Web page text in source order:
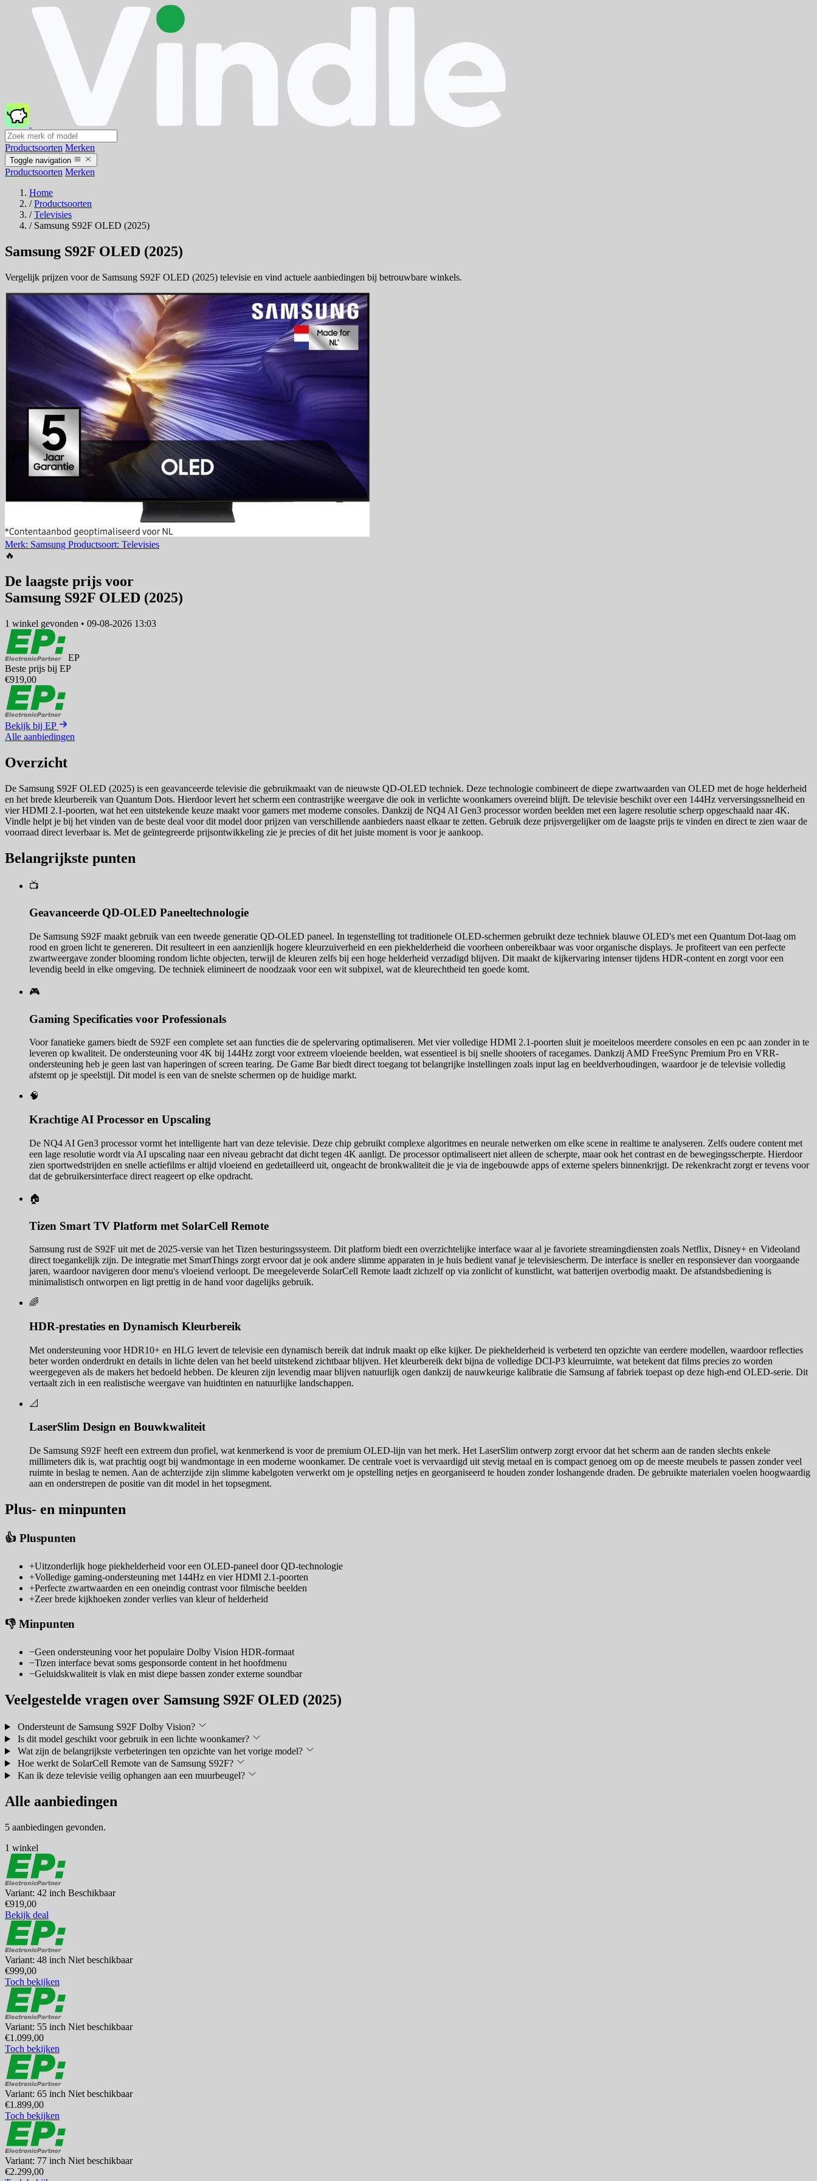
Productsoorten Merken
Toggle navigation
Productsoorten Merken
Home
/ Productsoorten
/ Televisies
/ Samsung S92F OLED (2025)
Samsung S92F OLED (2025)
Vergelijk prijzen voor de Samsung S92F OLED (2025) televisie en vind actuele aanbiedingen bij betrouwbare winkels.
Merk: Samsung Productsoort: Televisies
🔥
De laagste prijs voor
Samsung S92F OLED (2025)
1 winkel gevonden • 09-08-2026 13:03
EP
Beste prijs bij EP
€919,00
Bekijk bij EP
Alle aanbiedingen
Overzicht
De Samsung S92F OLED (2025) is een geavanceerde televisie die gebruikmaakt van de nieuwste QD-OLED techniek. Deze technologie combineert de diepe zwartwaarden van OLED met de hoge helderheid
en het brede kleurbereik van Quantum Dots. Hierdoor levert het scherm een contrastrijke weergave die ook in verlichte woonkamers overeind blijft. De televisie beschikt over een 144Hz verversingssnelheid en
vier HDMI 2.1-poorten, wat het een uitstekende keuze maakt voor gamers met moderne consoles. Dankzij de NQ4 AI Gen3 processor worden beelden met een lagere resolutie scherp opgeschaald naar 4K.
Vindle helpt je bij het vinden van de beste deal voor dit model door prijzen van verschillende aanbieders naast elkaar te zetten. Gebruik deze prijsvergelijker om de laagste prijs te vinden en direct te zien waar de
voorraad direct leverbaar is. Met de geïntegreerde prijsontwikkeling zie je precies of dit het juiste moment is voor je aankoop.
Belangrijkste punten
📺
Geavanceerde QD-OLED Paneeltechnologie
De Samsung S92F maakt gebruik van een tweede generatie QD-OLED paneel. In tegenstelling tot traditionele OLED-schermen gebruikt deze techniek blauwe OLED's met een Quantum Dot-laag om
rood en groen licht te genereren. Dit resulteert in een aanzienlijk hogere kleurzuiverheid en een piekhelderheid die voorheen onbereikbaar was voor organische displays. Je profiteert van een perfecte
zwartweergave zonder blooming rondom lichte objecten, terwijl de kleuren zelfs bij een hoge helderheid verzadigd blijven. Dit maakt de kijkervaring intenser tijdens HDR-content en zorgt voor een
levendig beeld in elke omgeving. De techniek elimineert de noodzaak voor een wit subpixel, wat de kleurechtheid ten goede komt.
🎮
Gaming Specificaties voor Professionals
Voor fanatieke gamers biedt de S92F een complete set aan functies die de spelervaring optimaliseren. Met vier volledige HDMI 2.1-poorten sluit je moeiteloos meerdere consoles en een pc aan zonder in te
leveren op kwaliteit. De ondersteuning voor 4K bij 144Hz zorgt voor extreem vloeiende beelden, wat essentieel is bij snelle shooters of racegames. Dankzij AMD FreeSync Premium Pro en VRR-
ondersteuning heb je geen last van haperingen of screen tearing. De Game Bar biedt direct toegang tot belangrijke instellingen zoals input lag en beeldverhoudingen, waardoor je de televisie volledig
afstemt op je speelstijl. Dit model is een van de snelste schermen op de huidige markt.
🧠
Krachtige AI Processor en Upscaling
De NQ4 AI Gen3 processor vormt het intelligente hart van deze televisie. Deze chip gebruikt complexe algoritmes en neurale netwerken om elke scene in realtime te analyseren. Zelfs oudere content met
een lage resolutie wordt via AI upscaling naar een niveau gebracht dat dicht tegen 4K aanligt. De processor optimaliseert niet alleen de scherpte, maar ook het contrast en de bewegingsscherpte. Hierdoor
zien sportwedstrijden en snelle actiefilms er altijd vloeiend en gedetailleerd uit, ongeacht de bronkwaliteit die je via de ingebouwde apps of externe spelers binnenkrijgt. De rekenkracht zorgt er tevens voor
dat de gebruikersinterface direct reageert op elke opdracht.
🏠
Tizen Smart TV Platform met SolarCell Remote
Samsung rust de S92F uit met de 2025-versie van het Tizen besturingssysteem. Dit platform biedt een overzichtelijke interface waar al je favoriete streamingdiensten zoals Netflix, Disney+ en Videoland
direct toegankelijk zijn. De integratie met SmartThings zorgt ervoor dat je ook andere slimme apparaten in je huis bedient vanaf je televisiescherm. De interface is sneller en responsiever dan voorgaande
jaren, waardoor navigeren door menu's vloeiend verloopt. De meegeleverde SolarCell Remote laadt zichzelf op via zonlicht of kunstlicht, wat batterijen overbodig maakt. De afstandsbediening is
minimalistisch ontworpen en ligt prettig in de hand voor dagelijks gebruik.
🌈
HDR-prestaties en Dynamisch Kleurbereik
Met ondersteuning voor HDR10+ en HLG levert de televisie een dynamisch bereik dat indruk maakt op elke kijker. De piekhelderheid is verbeterd ten opzichte van eerdere modellen, waardoor reflecties
beter worden onderdrukt en details in lichte delen van het beeld uitstekend zichtbaar blijven. Het kleurbereik dekt bijna de volledige DCI-P3 kleurruimte, wat betekent dat films precies zo worden
weergegeven als de makers het bedoeld hebben. De kleuren zijn levendig maar blijven natuurlijk ogen dankzij de nauwkeurige kalibratie die Samsung af fabriek toepast op deze high-end OLED-serie. Dit
vertaalt zich in een realistische weergave van huidtinten en natuurlijke landschappen.
📐
LaserSlim Design en Bouwkwaliteit
De Samsung S92F heeft een extreem dun profiel, wat kenmerkend is voor de premium OLED-lijn van het merk. Het LaserSlim ontwerp zorgt ervoor dat het scherm aan de randen slechts enkele
millimeters dik is, wat prachtig oogt bij wandmontage in een moderne woonkamer. De centrale voet is vervaardigd uit stevig metaal en is compact genoeg om op de meeste meubels te passen zonder veel
ruimte in beslag te nemen. Aan de achterzijde zijn slimme kabelgoten verwerkt om je opstelling netjes en georganiseerd te houden zonder loshangende draden. De gebruikte materialen voelen hoogwaardig
aan en onderstrepen de positie van dit model in het topsegment.
Plus- en minpunten
👍 Pluspunten
+Uitzonderlijk hoge piekhelderheid voor een OLED-paneel door QD-technologie
+Volledige gaming-ondersteuning met 144Hz en vier HDMI 2.1-poorten
+Perfecte zwartwaarden en een oneindig contrast voor filmische beelden
+Zeer brede kijkhoeken zonder verlies van kleur of helderheid
👎 Minpunten
−Geen ondersteuning voor het populaire Dolby Vision HDR-formaat
−Tizen interface bevat soms gesponsorde content in het hoofdmenu
−Geluidskwaliteit is vlak en mist diepe bassen zonder externe soundbar
Veelgestelde vragen over Samsung S92F OLED (2025)
Ondersteunt de Samsung S92F Dolby Vision?
Is dit model geschikt voor gebruik in een lichte woonkamer?
Wat zijn de belangrijkste verbeteringen ten opzichte van het vorige model?
Hoe werkt de SolarCell Remote van de Samsung S92F?
Kan ik deze televisie veilig ophangen aan een muurbeugel?
Alle aanbiedingen
5 aanbiedingen gevonden.
1 winkel
Variant: 42 inch Beschikbaar
€919,00
Bekijk deal
Variant: 48 inch Niet beschikbaar
€999,00
Toch bekijken
Variant: 55 inch Niet beschikbaar
€1.099,00
Toch bekijken
Variant: 65 inch Niet beschikbaar
€1.899,00
Toch bekijken
Variant: 77 inch Niet beschikbaar
€2.299,00